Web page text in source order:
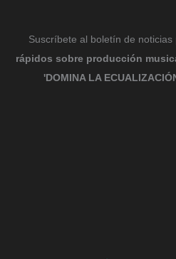
Suscríbete al boletín de noticias
rápidos sobre producción
'DOMINA LA